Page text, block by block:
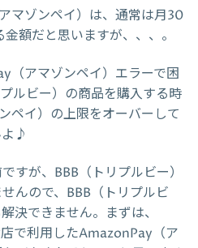
マゾンペイ）は、通常は月30
額だと思いますが、、、。
（アマゾンペイ）エラーで困
ルビー）の商品を購入する時
ペイ）の上限をオーバーして
よ♪
すが、BBB（トリプルビー）
んので、BBB（トリプルビ
決できません。まずは、
で利用したAmazonPay（ア